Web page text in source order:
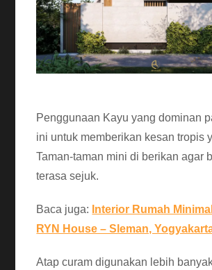
Penggunaan Kayu yang dominan
ini untuk memberikan kesan tropis
Taman-taman mini di berikan agar
terasa sejuk.
Baca juga: Interior Rumah
RYN House – Sleman,
Atap curam digunakan lebih